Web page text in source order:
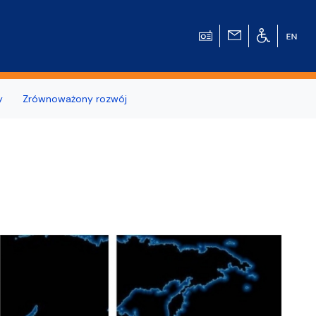
Zrównoważony rozwój